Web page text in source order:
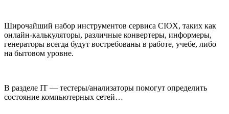
Широчайший набор инструментов сервиса CIOX, таких как
онлайн-калькуляторы, различные конвертеры, информеры,
генераторы всегда будут востребованы в работе, учебе, либо
на бытовом уровне.
В разделе IT — тестеры/анализаторы помогут определить
состояние компьютерных сетей…